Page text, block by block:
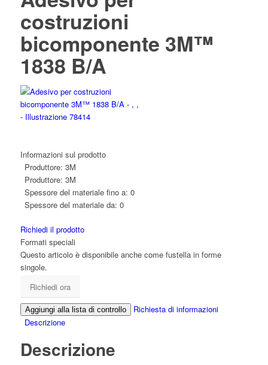
costruzioni
bicomponente 3M™
1838 B/A
Informazioni sul prodotto
Produttore: 3M
Produttore: 3M
Spessore del materiale fino a: 0
Spessore del materiale da: 0
Richiedi il prodotto
Formati speciali
Questo articolo è disponibile anche come fustella in forme
singole.
Richiedi ora
Aggiungi alla lista di controllo
Richiesta di informazioni
Descrizione
Descrizione